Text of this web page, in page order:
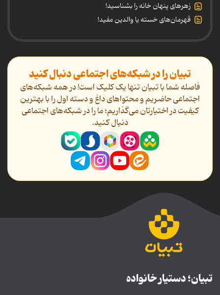
زهرهای پنهان خانه را بشناسید!
قهرمان‌های خسته یا والدین مفید!
تبیان را در شبکه‌های اجتماعی دنبال کنید
فاصله شما با تبیان تنها یک کلیک است! در همه شبکه‌های
اجتماعی حاضریم و محتواهای داغ و دسته اول را با بهترین
کیفیت در اختیارتان می‌گذاریم؛ ما را در شبکه‌های اجتماعی
دنیال کنید.
تبیان؛ دستیار خانواده